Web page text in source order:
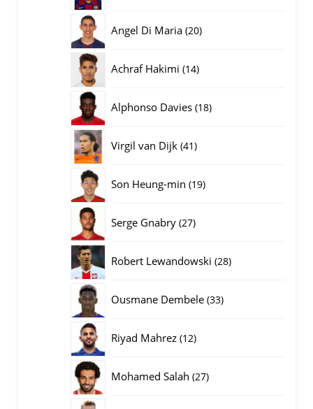
Angel Di Maria 2020
Achraf Hakimi 1414
Alphonso Davies 1818
Virgil van Dijk 4141
Son Heung-min 1919
Serge Gnabry 2727
Robert Lewandowski 2828
Ousmane Dembele 3333
Riyad Mahrez 1212
Mohamed Salah 2727